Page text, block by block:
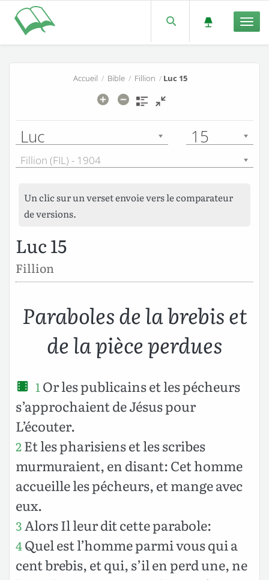
Accueil / Bible / Fillion / Luc 15
Luc 15
Fillion (FIL) - 1904
Un clic sur un verset envoie vers le comparateur
de versions.
Luc 15
Fillion
Paraboles de la brebis et
de la pièce perdues
1 Or les publicains et les pécheurs
s’approchaient de Jésus pour
L’écouter.
2Et les pharisiens et les scribes
murmuraient, en disant: Cet homme
accueille les pécheurs, et mange avec
eux.
3Alors Il leur dit cette parabole:
4Quel est l’homme parmi vous qui a
cent brebis, et qui, s’il en perd une, ne